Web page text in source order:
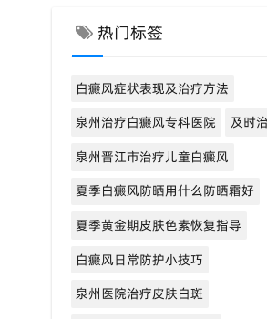
热门标签
白癜风症状表现及治疗方法
泉州治疗白癜风专科医院
及时
泉州晋江市治疗儿童白癜风
夏季白癜风防晒用什么防晒霜好
夏季黄金期皮肤色素恢复指导
白癜风日常防护小技巧
泉州医院治疗皮肤白斑